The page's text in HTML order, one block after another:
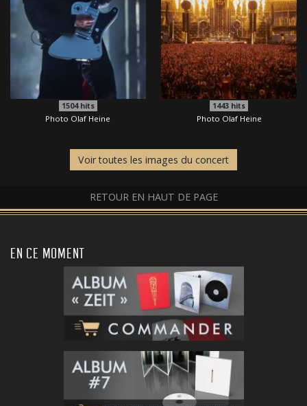
1504hits
Photo Olaf Heine
1443 hits
Photo Olaf Heine
Voir toutes les images du concert
RETOUR EN HAUT DE PAGE
EN CE MOMENT